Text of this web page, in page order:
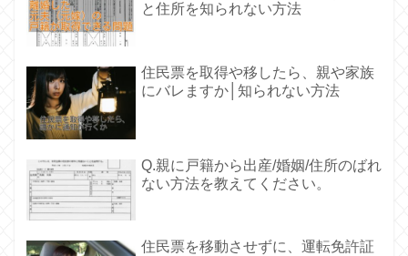
と住所を知られない方法
住民票を取得や移したら、親や家族
にバレますか│知られない方法
Q.親に戸籍から出産/婚姻/住所のばれ
ない方法を教えてください。
住民票を移動させずに、運転免許証